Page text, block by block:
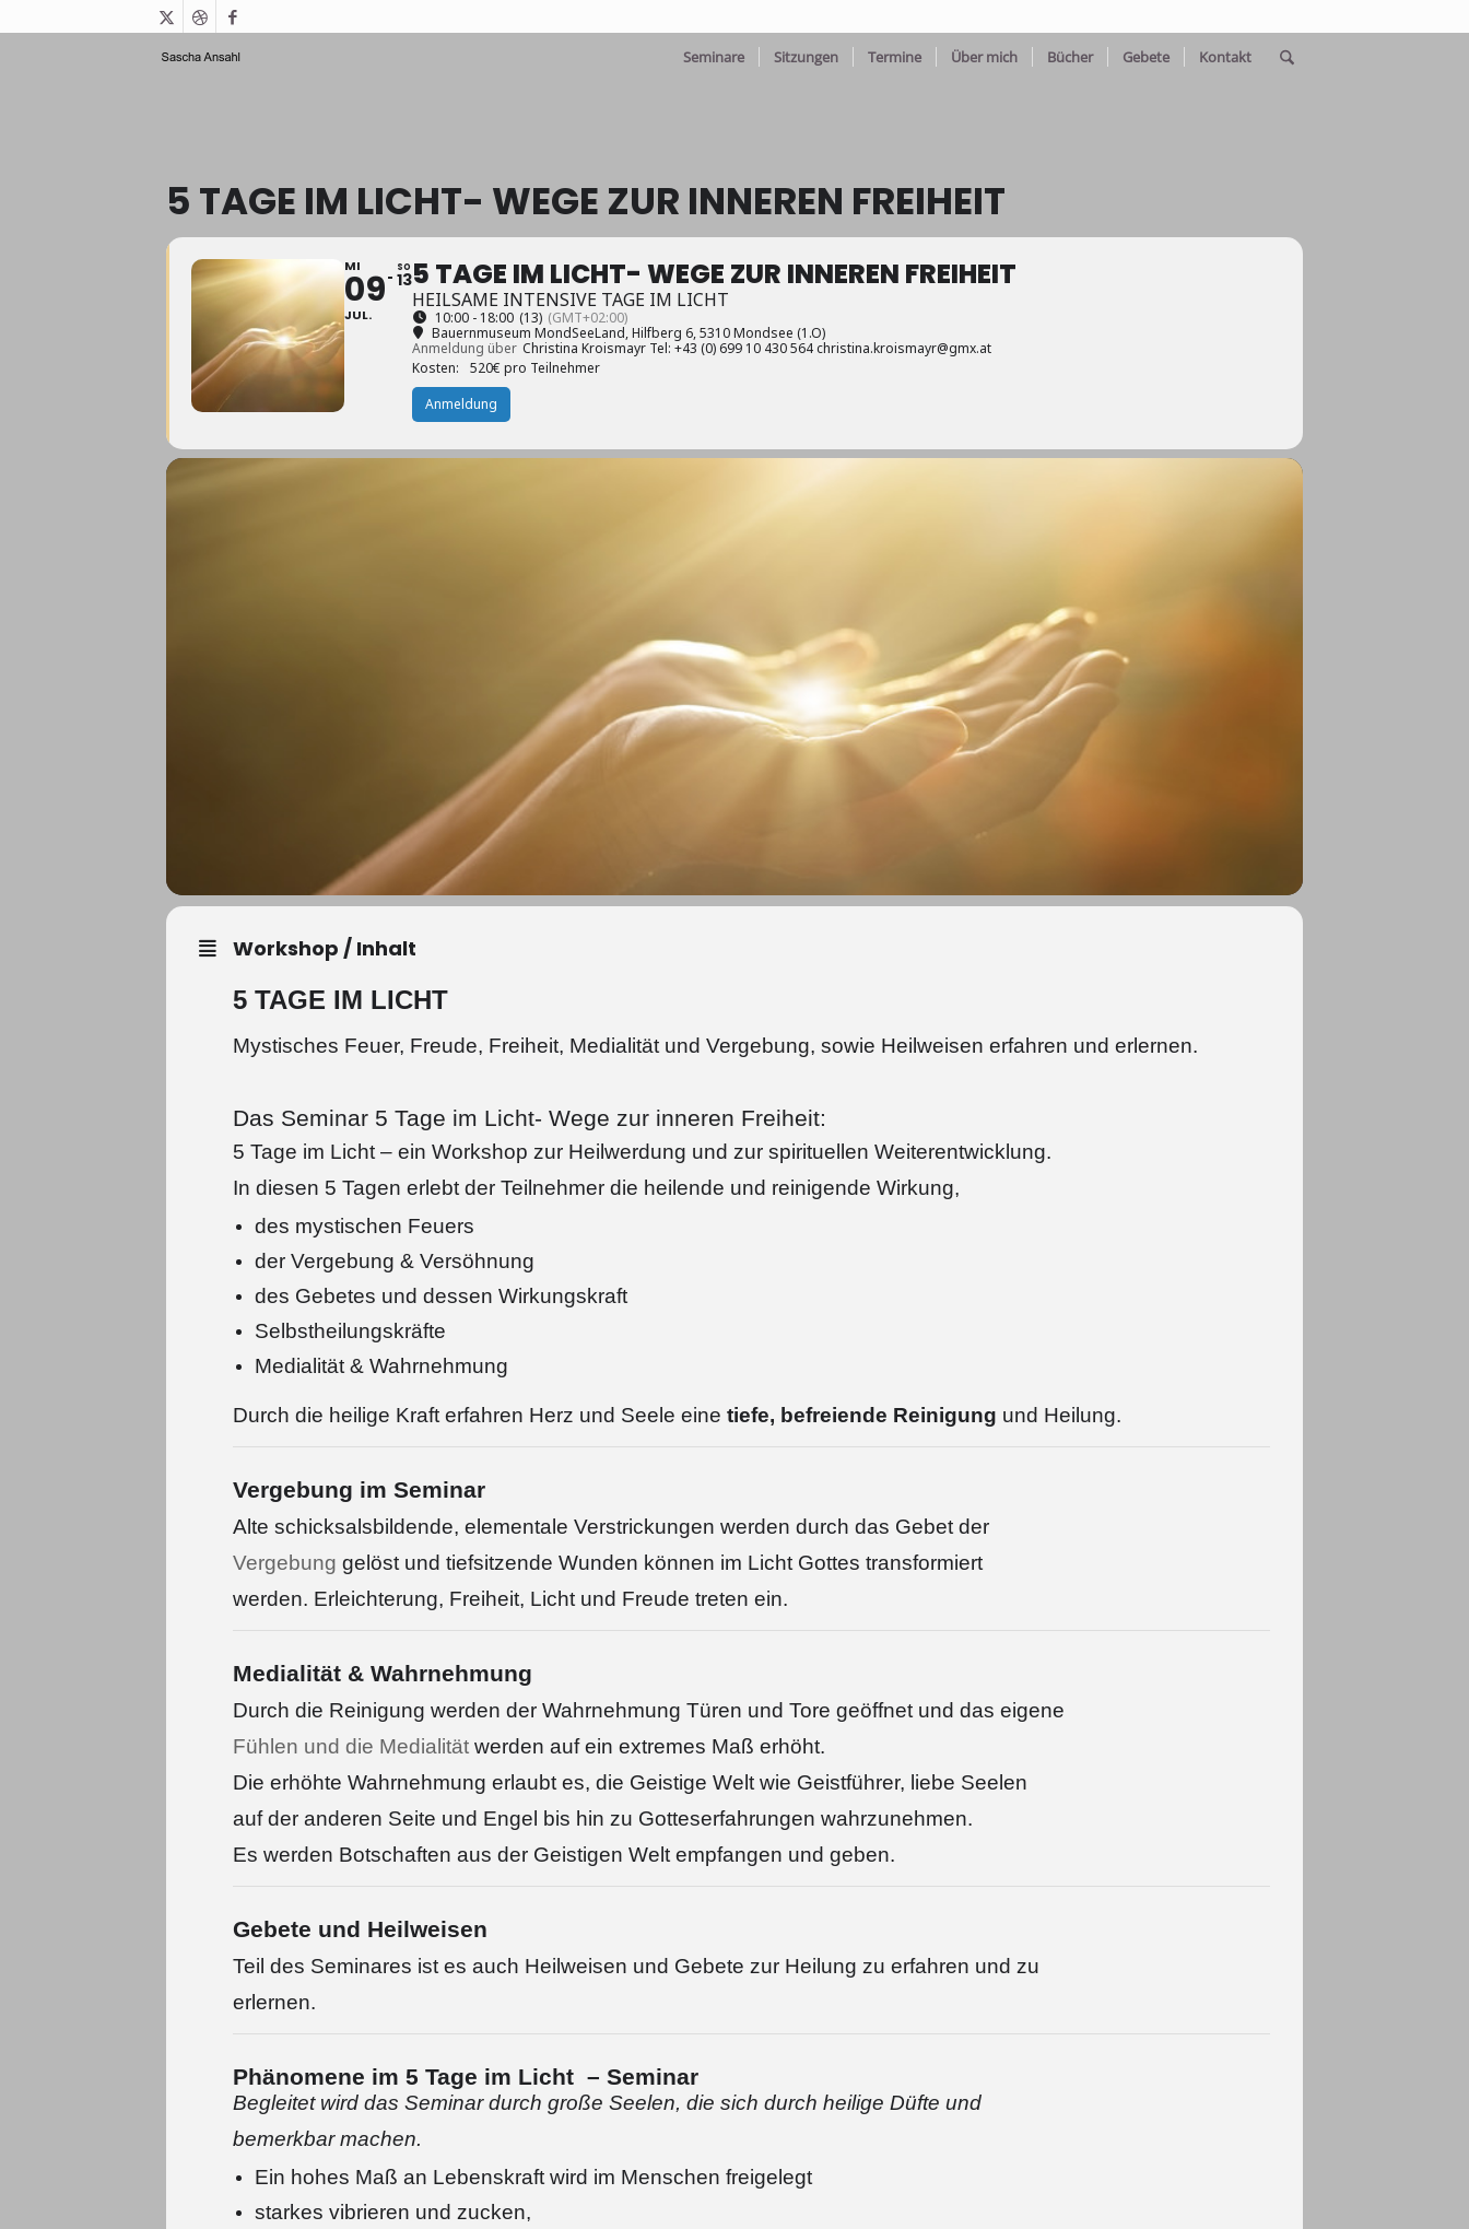
Seminare Sitzungen Termine Über mich Bücher Gebete Kontakt
5 TAGE IM LICHT- WEGE ZUR INNEREN FREIHEIT
MI
09
JUL.
SO
135 TAGE IM LICHT- WEGE ZUR INNEREN FREIHEIT
HEILSAME INTENSIVE TAGE IM LICHT
10:00 - 18:00 (13) (GMT+02:00)
Bauernmuseum MondSeeLand, Hilfberg 6, 5310 Mondsee (1.O)
Anmeldung über Christina Kroismayr Tel: +43 (0) 699 10 430 564 christina.kroismayr@gmx.at
Kosten:
520€ pro Teilnehmer
Anmeldung
Workshop / Inhalt
5 TAGE IM LICHT
Mystisches Feuer, Freude, Freiheit, Medialität und Vergebung, sowie Heilweisen erfahren und erlernen.
Das Seminar 5 Tage im Licht- Wege zur inneren Freiheit:
5 Tage im Licht – ein Workshop zur Heilwerdung und zur spirituellen Weiterentwicklung.
In diesen 5 Tagen erlebt der Teilnehmer die heilende und reinigende Wirkung,
des mystischen Feuers
der Vergebung & Versöhnung
des Gebetes und dessen Wirkungskraft
Selbstheilungskräfte
Medialität & Wahrnehmung
Durch die heilige Kraft erfahren Herz und Seele eine tiefe, befreiende Reinigung und Heilung.
Vergebung im Seminar
Alte schicksalsbildende, elementale Verstrickungen werden durch das Gebet der
Vergebung gelöst und tiefsitzende Wunden können im Licht Gottes transformiert
werden. Erleichterung, Freiheit, Licht und Freude treten ein.
Medialität & Wahrnehmung
Durch die Reinigung werden der Wahrnehmung Türen und Tore geöffnet und das eigene
Fühlen und die Medialität werden auf ein extremes Maß erhöht.
Die erhöhte Wahrnehmung erlaubt es, die Geistige Welt wie Geistführer, liebe Seelen
auf der anderen Seite und Engel bis hin zu Gotteserfahrungen wahrzunehmen.
Es werden Botschaften aus der Geistigen Welt empfangen und geben.
Gebete und Heilweisen
Teil des Seminares ist es auch Heilweisen und Gebete zur Heilung zu erfahren und zu
erlernen.
Phänomene im 5 Tage im Licht – Seminar
Begleitet wird das Seminar durch große Seelen, die sich durch heilige Düfte und
bemerkbar machen.
Ein hohes Maß an Lebenskraft wird im Menschen freigelegt
starkes vibrieren und zucken,